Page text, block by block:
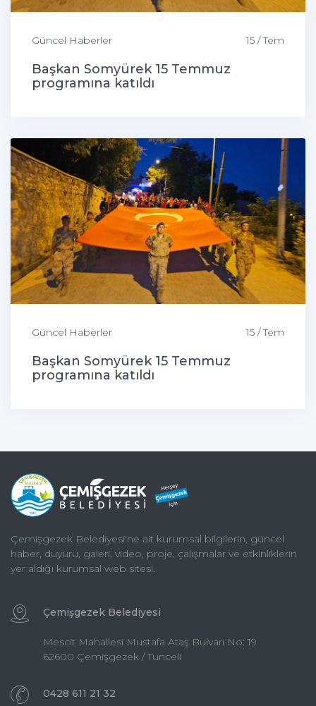
Güncel Haberler 15 / Tem
Başkan Somyürek 15 Temmuz
programına katıldı
Güncel Haberler 15 / Tem
Başkan Somyürek 15 Temmuz
programına katıldı
Çemişgezek Belediyesi'ne ait kurumsal bilgilerin, güncel
haber, duyuru, galeri, video, proje, çalışmalar ve etkinliklerin
yer aldığı kurumsal web sitesi.
Çemişgezek Belediyesi
Mescit Mahallesi Mustafa Ataş Bulvarı No: 19
62600 Çemişgezek / Tunceli
0428 611 21 32